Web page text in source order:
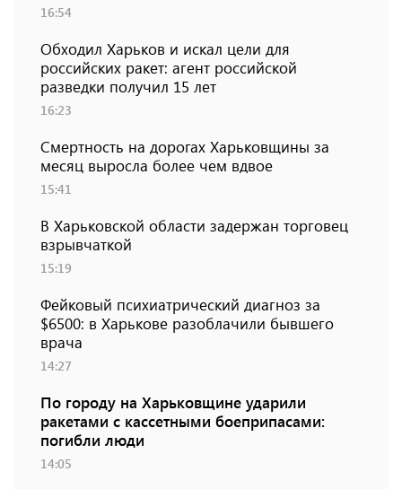
16:54
Обходил Харьков и искал цели для
российских ракет: агент российской
разведки получил 15 лет
16:23
Смертность на дорогах Харьковщины за
месяц выросла более чем вдвое
15:41
В Харьковской области задержан торговец
взрывчаткой
15:19
Фейковый психиатрический диагноз за
$6500: в Харькове разоблачили бывшего
врача
14:27
По городу на Харьковщине ударили
ракетами с кассетными боеприпасами:
погибли люди
14:05